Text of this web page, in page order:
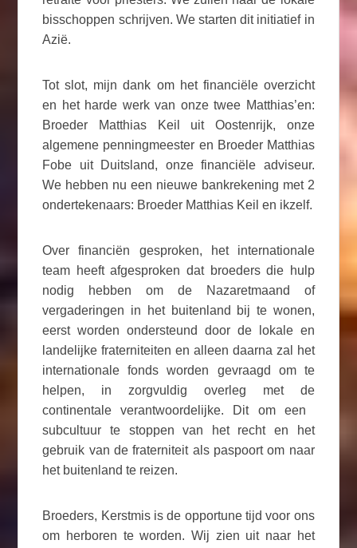
bisschoppen schrijven. We starten dit initiatief in
Azië.
Tot slot, mijn dank om het financiële overzicht
en het harde werk van onze twee Matthias’en:
Broeder Matthias Keil uit Oostenrijk, onze
algemene penningmeester en Broeder Matthias
Fobe uit Duitsland, onze financiële adviseur.
We hebben nu een nieuwe bankrekening met 2
ondertekenaars: Broeder Matthias Keil en ikzelf.
Over financiën gesproken, het internationale
team heeft afgesproken dat broeders die hulp
nodig hebben om de Nazaretmaand of
vergaderingen in het buitenland bij te wonen,
eerst worden ondersteund door de lokale en
landelijke fraterniteiten en alleen daarna zal het
internationale fonds worden gevraagd om te
helpen, in zorgvuldig overleg met de
continentale verantwoordelijke. Dit om een ​​
subcultuur te stoppen van het recht en het
gebruik van de fraterniteit als paspoort om naar
het buitenland te reizen.
Broeders, Kerstmis is de opportune tijd voor ons
om herboren te worden. Wij zien uit naar het